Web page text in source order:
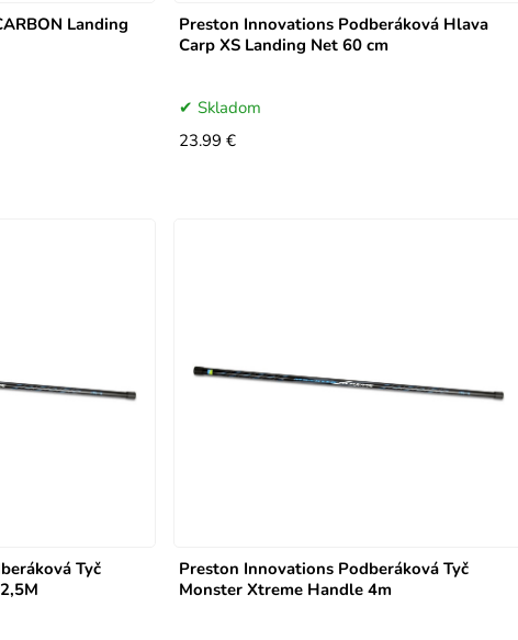
Landing
Preston Innovations Podberáková Hlava
Carp XS Landing Net 60 cm
Skladom
23.99 €
Tyč
Preston Innovations Podberáková Tyč
Monster Xtreme Handle 4m